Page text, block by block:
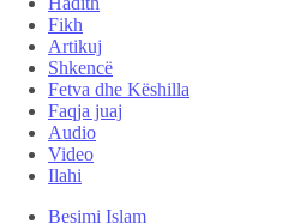
Fikh
Artikuj
Shkencë
Fetva dhe Këshilla
Faqja juaj
Audio
Video
Ilahi
Besimi Islam